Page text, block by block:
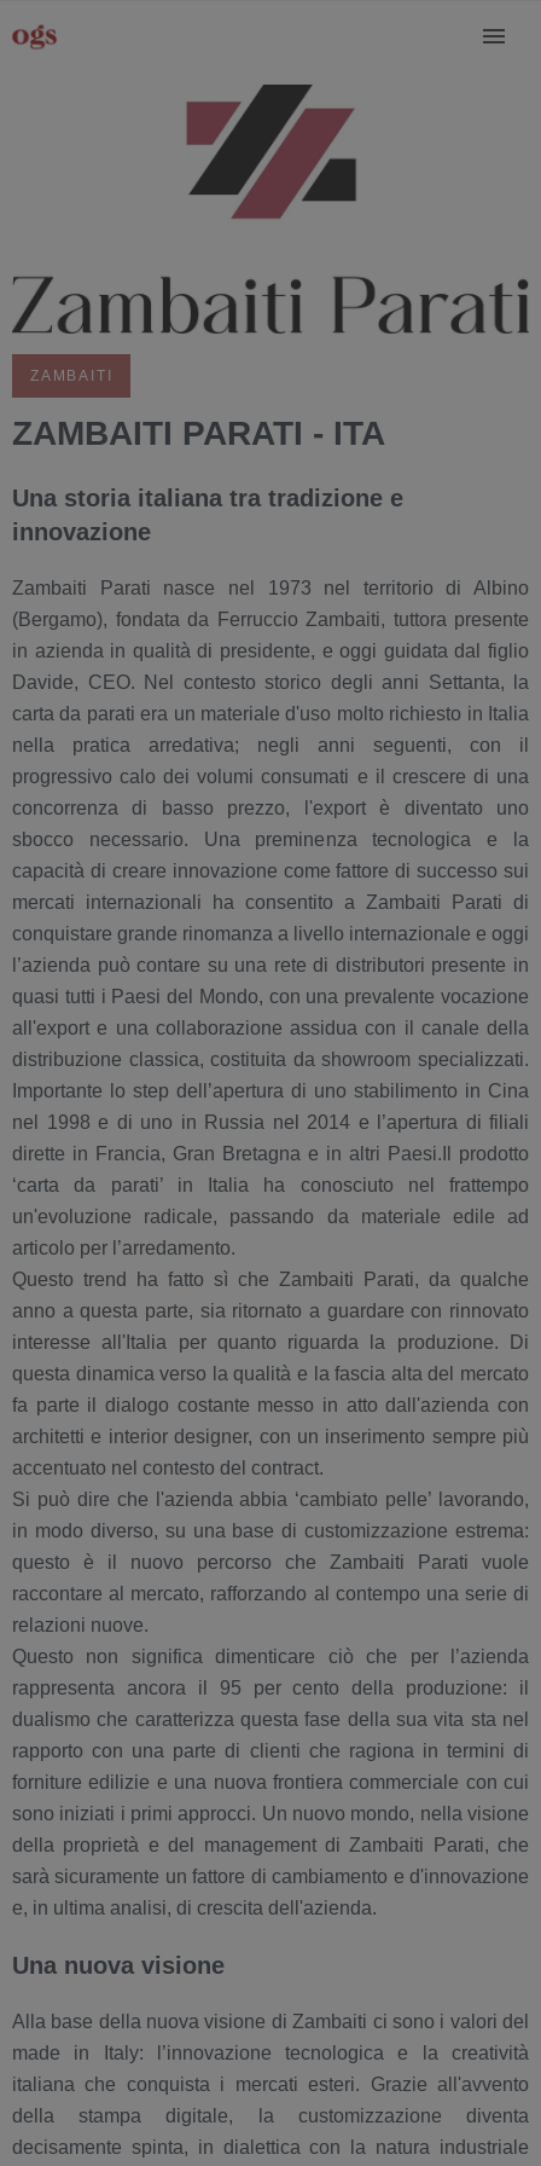
ZAMBAITI
ZAMBAITI PARATI - ITA
Una storia italiana tra tradizione e
innovazione
Zambaiti Parati nasce nel 1973 nel territorio di Albino
(Bergamo), fondata da Ferruccio Zambaiti, tuttora presente
in azienda in qualità di presidente, e oggi guidata dal figlio
Davide, CEO. Nel contesto storico degli anni Settanta, la
carta da parati era un materiale d'uso molto richiesto in Italia
nella pratica arredativa; negli anni seguenti, con il
progressivo calo dei volumi consumati e il crescere di una
concorrenza di basso prezzo, l'export è diventato uno
sbocco necessario. Una preminenza tecnologica e la
capacità di creare innovazione come fattore di successo sui
mercati internazionali ha consentito a Zambaiti Parati di
conquistare grande rinomanza a livello internazionale e oggi
l’azienda può contare su una rete di distributori presente in
quasi tutti i Paesi del Mondo, con una prevalente vocazione
all'export e una collaborazione assidua con il canale della
distribuzione classica, costituita da showroom specializzati.
Importante lo step dell’apertura di uno stabilimento in Cina
nel 1998 e di uno in Russia nel 2014 e l’apertura di filiali
dirette in Francia, Gran Bretagna e in altri Paesi.Il prodotto
‘carta da parati’ in Italia ha conosciuto nel frattempo
un'evoluzione radicale, passando da materiale edile ad
articolo per l’arredamento.
Questo trend ha fatto sì che Zambaiti Parati, da qualche
anno a questa parte, sia ritornato a guardare con rinnovato
interesse all'Italia per quanto riguarda la produzione. Di
questa dinamica verso la qualità e la fascia alta del mercato
fa parte il dialogo costante messo in atto dall'azienda con
architetti e interior designer, con un inserimento sempre più
accentuato nel contesto del contract.
Si può dire che l'azienda abbia ‘cambiato pelle’ lavorando,
in modo diverso, su una base di customizzazione estrema:
questo è il nuovo percorso che Zambaiti Parati vuole
raccontare al mercato, rafforzando al contempo una serie di
relazioni nuove.
Questo non significa dimenticare ciò che per l’azienda
rappresenta ancora il 95 per cento della produzione: il
dualismo che caratterizza questa fase della sua vita sta nel
rapporto con una parte di clienti che ragiona in termini di
forniture edilizie e una nuova frontiera commerciale con cui
sono iniziati i primi approcci. Un nuovo mondo, nella visione
della proprietà e del management di Zambaiti Parati, che
sarà sicuramente un fattore di cambiamento e d'innovazione
e, in ultima analisi, di crescita dell'azienda.
Una nuova visione
Alla base della nuova visione di Zambaiti ci sono i valori del
made in Italy: l’innovazione tecnologica e la creatività
italiana che conquista i mercati esteri. Grazie all'avvento
della stampa digitale, la customizzazione diventa
decisamente spinta, in dialettica con la natura industriale